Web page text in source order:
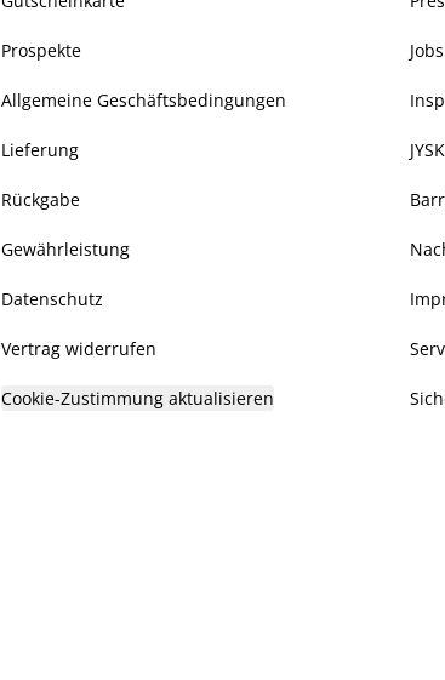
Prospekte
Allgemeine Geschäftsbedingungen
Lieferung
Rückgabe
Gewährleistung
Datenschutz
Vertrag widerrufen
Cookie-Zustimmung aktualisieren